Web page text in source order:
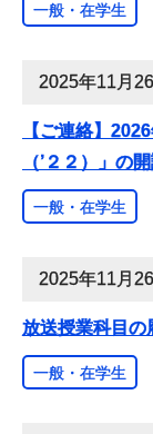
一般・在学生
2025年11月
【ご連絡】
（’２２）」の
一般・在学生
2025年11月
放送授業科目の
一般・在学生